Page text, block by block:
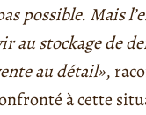
possible. Mais
au stockage de
au détail»,
à cette